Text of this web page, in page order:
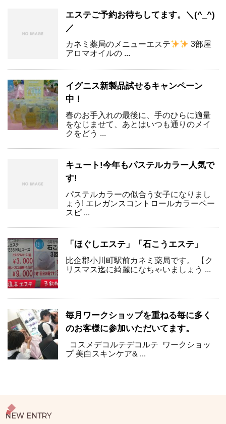
エステご予約お待ちしてます。＼(^_^)
／
カネミ薬局のメニューエステ
3部屋
アロマオイルの ...
イグニス新製品試せるキャンペーン
中！
春のお手入れの最後に、手のひらに適量
をなじませて、あとはいつも通りのメイ
クをどう ...
キュート!今年もパステルカラー人気で
す!
パステルカラーの似合う女子になりまし
ょう! エレガンスコントロールカラーベー
スピ ...
「ほぐしエステ」「石こうエステ」
比企郡小川町駅前カネミ薬局です。 【ク
リスマス迄に綺麗になちゃいましょう ...
毎月ワークショップを重ねる毎に多く
のお客様に参加いただいてます。
コスメデコルテデコルテ ワークショッ
プ 美白スキンケア& ...
NEW ENTRY